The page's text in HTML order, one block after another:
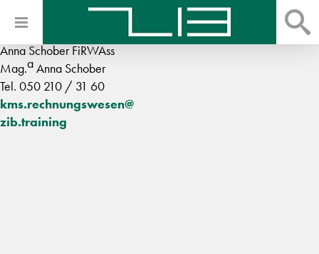
Anna Schober FiRWAss
Mag.aAnna Schober
Tel. 050 210 / 31 60
kms.rechnungswesen@
zib.training